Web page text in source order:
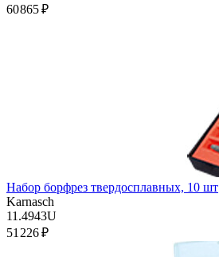
60 865 ₽
Набор борфрез твердосплавных, 10 шт
Karnasch
11.4943U
51 226 ₽